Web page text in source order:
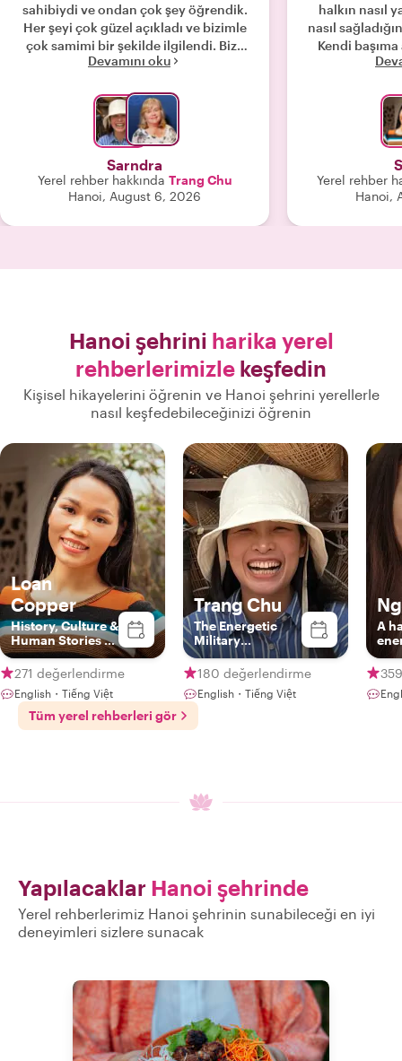
sahibiydi ve ondan çok şey öğrendik.
Her şeyi çok güzel açıkladı ve bizimle
çok samimi bir şekilde ilgilendi. Bize
çeşitli tavsiyelerde bulundu; kısacası
deneyimdi. Trang'i kesinlikle tavsiye
ederiz. Çok teşekkürler"
Devamını oku
Sarndra
Yerel rehber hakkında Trang Chu
Hanoi, August 6, 2026
halkın nasıl
nasıl
Kendi
yerlere gittik.
Yerel rehber
Hanoi,
Hanoi şehrini harika yerel
rehberlerimizle keşfedin
Kişisel hikayelerini öğrenin ve Hanoi şehrini yerellerle
nasıl keşfedebileceğinizi öğrenin
Loan
Copper
History, Culture &
Human Stories of
Vietnam
271 değerlendirme
English・Tiếng Việt
Trang Chu
The Energetic
Military
Journalist
180 değerlendirme
English・Tiếng Việt
A
Tüm yerel rehberleri gör
Yapılacaklar Hanoi şehrinde
Yerel rehberlerimiz Hanoi şehrinin sunabileceği en iyi
deneyimleri sizlere sunacak